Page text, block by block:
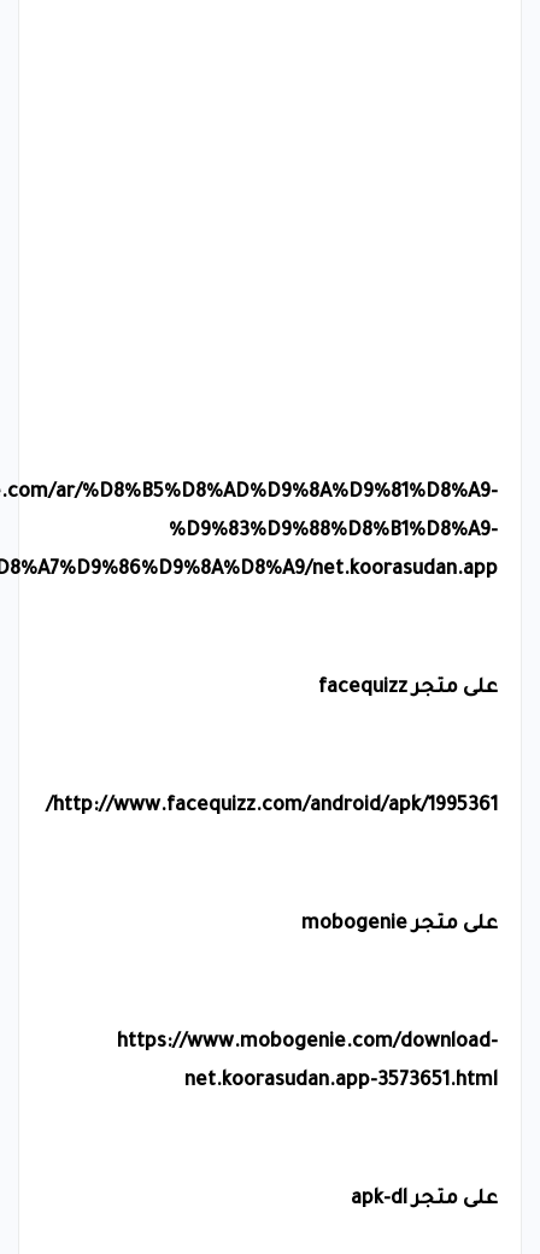
ar/%D8%B5%D8%AD%D9%8A%D9%81%D8%A9-
%D9%83%D9%88%D8%B1%D8%A9-
net.koorasudan.app
على متجرfacequizz
http://www.facequizz.com/android/apk/1995361
/
على متجرmobogenie
https://www.mobogenie.com/download-
net.koorasudan.app-3573651.html
على متجرapk-dl